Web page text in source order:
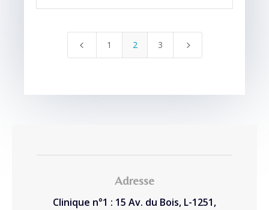
4 1 2 3 5
Adresse
Clinique n°1 : 15 Av. du Bois, L-1251,